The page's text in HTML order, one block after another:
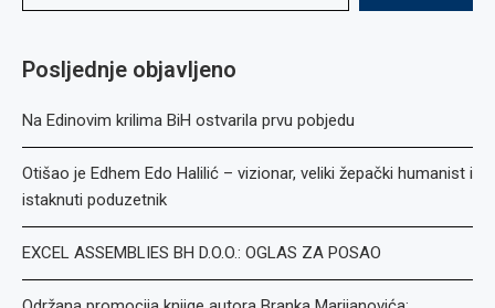
Posljednje objavljeno
Na Edinovim krilima BiH ostvarila prvu pobjedu
Otišao je Edhem Edo Halilić – vizionar, veliki žepački humanist i
istaknuti poduzetnik
EXCEL ASSEMBLIES BH D.O.O.: OGLAS ZA POSAO